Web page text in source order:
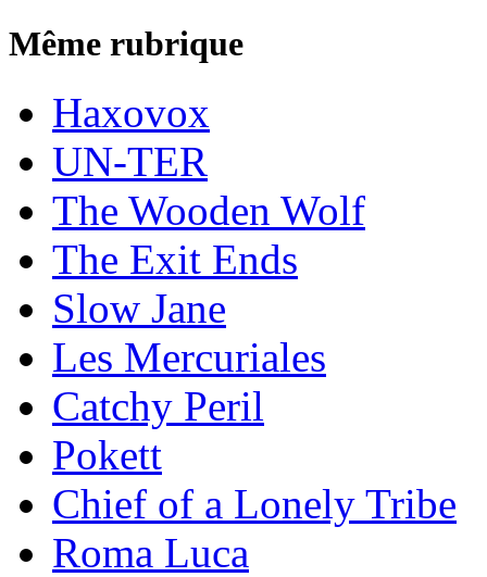
Même rubrique
Haxovox
UN-TER
The Wooden Wolf
The Exit Ends
Slow Jane
Les Mercuriales
Catchy Peril
Pokett
Chief of a Lonely Tribe
Roma Luca